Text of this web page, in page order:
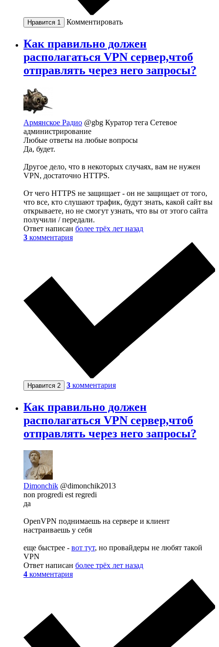
Нравится 1 Комментировать
Как правильно должен
располагаться VPN сервер,чтоб
отправлять через него запросы?
Армянское Радио @gbg Куратор тега Сетевое
администрирование
Любые ответы на любые вопросы
Да, будет.
Другое дело, что в некоторых случаях, вам не нужен
VPN, достаточно HTTPS.
От чего HTTPS не защищает - он не защищает от того,
что все, кто слушают трафик, будут знать, какой сайт вы
открываете, но не смогут узнать, что вы от этого сайта
получили / передали.
Ответ написан более трёх лет назад
3 комментария
Нравится 2 3 комментария
Как правильно должен
располагаться VPN сервер,чтоб
отправлять через него запросы?
Dimonchik @dimonchik2013
non progredi est regredi
да
OpenVPN поднимаешь на сервере и клиент
настраиваешь у себя
еще быстрее - вот тут, но провайдеры не любят такой
VPN
Ответ написан более трёх лет назад
4 комментария